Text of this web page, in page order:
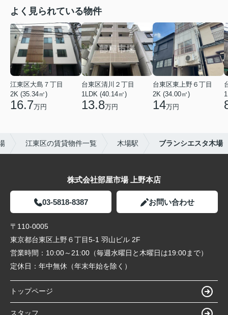
よく見られている物件
江東区大島７丁目
2K (35.34㎡)
16.7万円
台東区清川２丁目
1LDK (40.14㎡)
13.8万円
台東区東上野６丁目
2K (34.00㎡)
14万円
江東区の賃貸物件一覧 木場駅 ブランシエスタ木場
株式会社部屋市場 上野本店
03-5818-8387 お問い合わせ
〒110-0005
東京都台東区上野６丁目5-1 羽山ビル 2F
営業時間： 10:00～21:00（毎週水曜日と木曜日は19:00まで）
定休日： 年中無休（年末年始を除く）
トップページ
スタッフ